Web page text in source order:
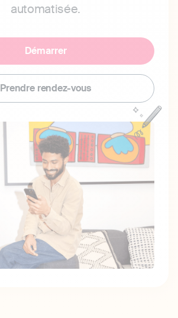
automatisée.
Démarrer
Prendre rendez-vous